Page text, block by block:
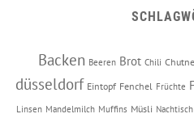
Backen Beeren Brot Chili
düsseldorf Eintopf Fenchel Früchte
Linsen Mandelmilch Muffins Müsli Nachtisch